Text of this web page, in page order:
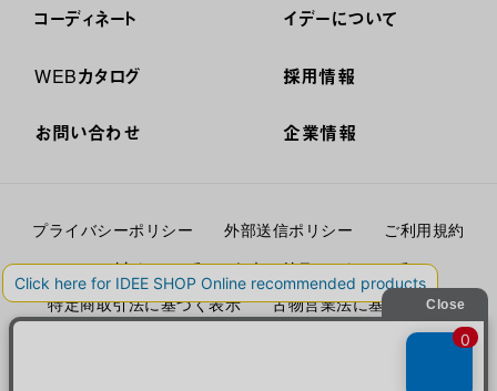
コーディネート
WEBカタログ
お問い合わせ
イデーについて
採用情報
企業情報
プライバシーポリシー 外部送信ポリシー
ご利用規約
cookieについて
セキュリティーについて
特定商取引法に基づく表示
古物営業法に基づく表示